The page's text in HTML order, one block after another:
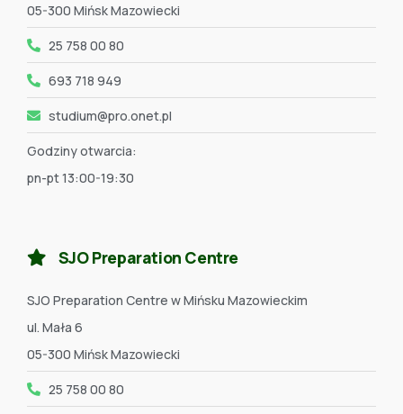
05-300 Mińsk Mazowiecki
25 758 00 80
693 718 949
studium@pro.onet.pl
Godziny otwarcia:
pn-pt 13:00-19:30
SJO Preparation Centre
SJO Preparation Centre w Mińsku Mazowieckim
ul. Mała 6
05-300 Mińsk Mazowiecki
25 758 00 80